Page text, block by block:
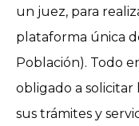
un juez, para
plataforma única
Población). Todo
obligado a solicitar
sus trámites y